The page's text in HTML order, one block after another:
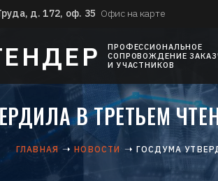
д. 172, оф. 35 Офис на карте
ПРОФЕССИОНАЛЬНОЕ
СОПРОВОЖДЕНИЕ
И УЧАСТНИКОВ
В ТРЕТЬЕМ
ГЛАВНАЯ НОВОСТИ ГОСДУМА